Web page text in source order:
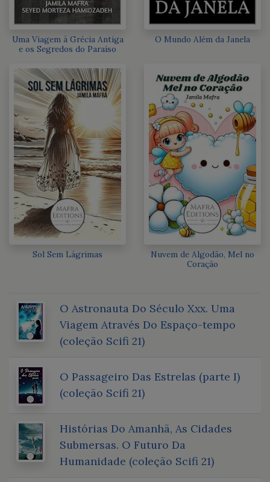
Uma Viagem à Grécia Antiga
e os Segredos do Paraíso
O Mundo Além da Janela
Sol Sem Lágrimas
Nuvem de Algodão, Mel no
Coração
O Astronauta Do Século Xxx. Uma
Viagem Através Do Espaço-tempo
(coleção Scifi 21)
O Passageiro Das Estrelas (parte I)
(coleção Scifi 21)
Histórias Do Amanhã, As Cidades
Submersas. O Futuro Da
Humanidade (coleção Scifi 21)